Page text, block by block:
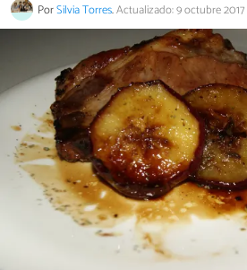
PorSilvia Torres.Actualizado: 9 octubre 2017